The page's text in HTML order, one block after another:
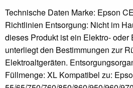
Technische Daten Marke: Epson
Richtlinien Entsorgung: Nicht im
dieses Produkt ist ein Elektro- oder
unterliegt den Bestimmungen zur
Elektroaltgeräten.
Füllmenge: XL Kompatibel zu: